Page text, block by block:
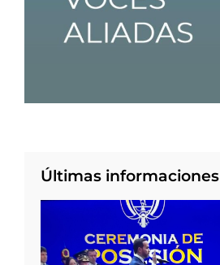
Últimas informaciones